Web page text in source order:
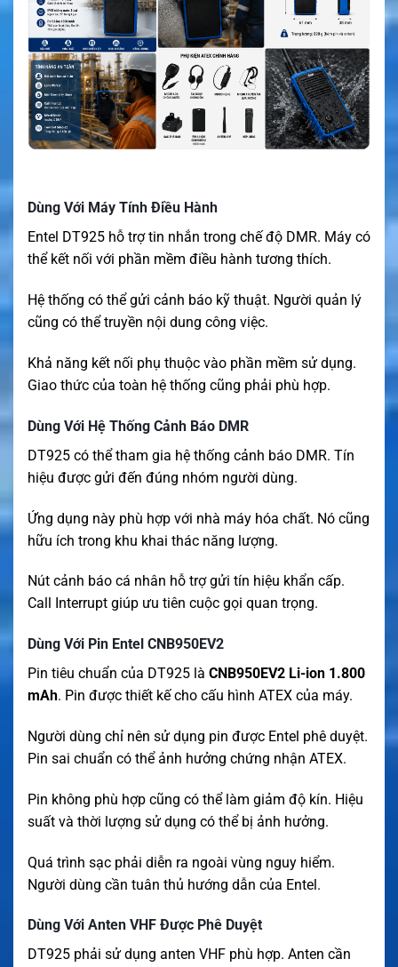
Dùng Với Máy Tính Điều Hành
Entel DT925 hỗ trợ tin nhắn trong chế độ DMR. Máy có
thể kết nối với phần mềm điều hành tương thích.
Hệ thống có thể gửi cảnh báo kỹ thuật. Người quản lý
cũng có thể truyền nội dung công việc.
Khả năng kết nối phụ thuộc vào phần mềm sử dụng.
Giao thức của toàn hệ thống cũng phải phù hợp.
Dùng Với Hệ Thống Cảnh Báo DMR
DT925 có thể tham gia hệ thống cảnh báo DMR. Tín
hiệu được gửi đến đúng nhóm người dùng.
Ứng dụng này phù hợp với nhà máy hóa chất. Nó cũng
hữu ích trong khu khai thác năng lượng.
Nút cảnh báo cá nhân hỗ trợ gửi tín hiệu khẩn cấp.
Call Interrupt giúp ưu tiên cuộc gọi quan trọng.
Dùng Với Pin Entel CNB950EV2
Pin tiêu chuẩn của DT925 là CNB950EV2 Li-ion 1.800
mAh. Pin được thiết kế cho cấu hình ATEX của máy.
Người dùng chỉ nên sử dụng pin được Entel phê duyệt.
Pin sai chuẩn có thể ảnh hưởng chứng nhận ATEX.
Pin không phù hợp cũng có thể làm giảm độ kín. Hiệu
suất và thời lượng sử dụng có thể bị ảnh hưởng.
Quá trình sạc phải diễn ra ngoài vùng nguy hiểm.
Người dùng cần tuân thủ hướng dẫn của Entel.
Dùng Với Anten VHF Được Phê Duyệt
DT925 phải sử dụng anten VHF phù hợp. Anten cần